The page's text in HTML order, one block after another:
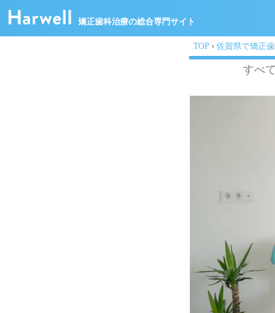
矯正歯科治療の総合専門サイト
TOP › 佐賀県で矯正
すべて